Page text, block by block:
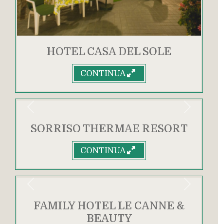
HOTEL CASA DEL SOLE
CONTINUA
SORRISO THERMAE RESORT
CONTINUA
FAMILY HOTEL LE CANNE &
BEAUTY